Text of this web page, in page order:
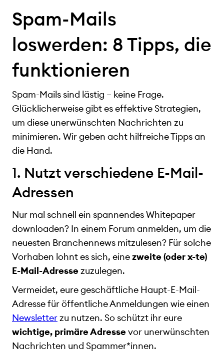
Spam-Mails
loswerden: 8 Tipps, die
funktionieren
Spam-Mails sind lästig – keine Frage.
Glücklicherweise gibt es effektive Strategien,
um diese unerwünschten Nachrichten zu
minimieren. Wir geben acht hilfreiche Tipps an
die Hand.
1. Nutzt verschiedene E-Mail-
Adressen
Nur mal schnell ein spannendes Whitepaper
downloaden? In einem Forum anmelden, um die
neuesten Branchennews mitzulesen? Für solche
Vorhaben lohnt es sich, einezweite (oder x-te)
E-Mail-Adressezuzulegen.
Vermeidet, eure geschäftliche Haupt-E-Mail-
Adresse für öffentliche Anmeldungen wie einen
Newsletterzu nutzen. So schützt ihr eure
wichtige, primäre Adressevor unerwünschten
Nachrichten und Spammer*innen.